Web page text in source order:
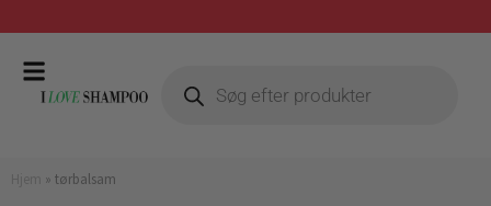
» tørbalsam